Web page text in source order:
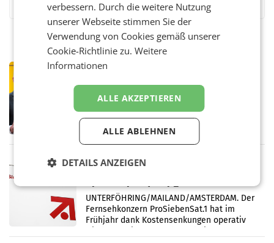
PRIMENEWS
Österreichische Post: Umsatzplus im
ersten Halbjahr trotz schwachem
Briefgeschäft
WIEN Die Österreichische Post AG hat im
ersten Halbjahr 2026 einen Konzernumsatz
von 1.544,0 Mio. EUR erwirtschaftet, was
einem Plus von 3,8 Prozent gegenüber dem
MARKETING & MEDIA
überraschend viel Gewinn
UNTERFÖHRING/MAILAND/AMSTERDAM. Der
Fernsehkonzern ProSiebenSat.1 hat im
Frühjahr dank Kostensenkungen operativ
verbessern. Durch die weitere Nutzung
unserer Webseite stimmen Sie der
Verwendung von Cookies gemäß unserer
Cookie-Richtlinie zu.Weitere
Informationen
ALLE AKZEPTIEREN
ALLE ABLEHNEN
DETAILS ANZEIGEN